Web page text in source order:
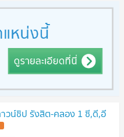
วน์ชิป รังสิต-คลอง 1 ซี,ดี,อี